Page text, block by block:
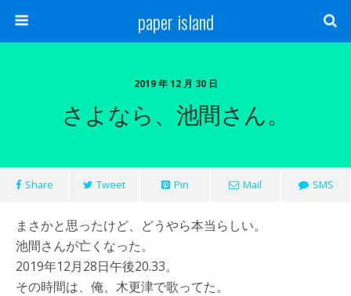
paper island
2019 年 12 月 30 日
さよなら、池間さん。
Share Tweet Pin Mail SMS
まさかと思ったけど、どうやら本当らしい。
池間さんが亡くなった。
2019年12月28日午後20.33。
その時間は、俺、木更津で歌ってた。